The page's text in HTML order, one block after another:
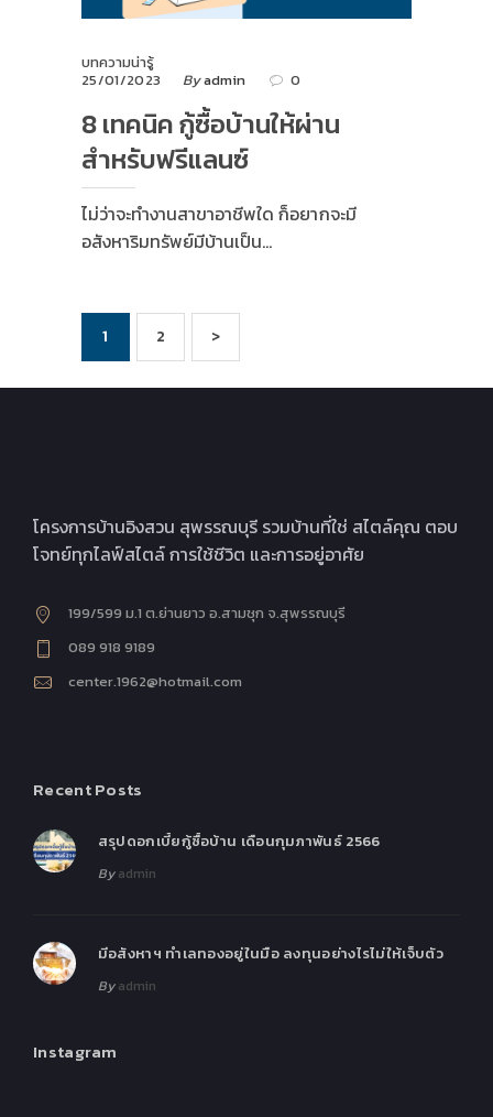
บทความน่ารู้
25/01/2023
Byadmin 0
8 เทคนิค กู้ซื้อบ้านให้ผ่าน
สำหรับฟรีแลนซ์
ไม่ว่าจะทำงานสาขาอาชีพใด ก็อยากจะมี
อสังหาริมทรัพย์มีบ้านเป็น…
Posts
pagination
PAGE
1 PAGE
2 >
โครงการบ้านอิงสวน สุพรรณบุรี รวมบ้านที่ใช่ สไตล์คุณ ตอบ
โจทย์ทุกไลฟ์สไตล์ การใช้ชีวิต และการอยู่อาศัย
199/599 ม.1 ต.ย่านยาว อ.สามชุก จ.สุพรรณบุรี
089 918 9189
center.1962@hotmail.com
Recent Posts
สรุปดอกเบี้ยกู้ซื้อบ้าน เดือนกุมภาพันธ์ 2566
Byadmin
มีอสังหาฯ ทำเลทองอยู่ในมือ ลงทุนอย่างไรไม่ให้เจ็บตัว
Byadmin
Instagram